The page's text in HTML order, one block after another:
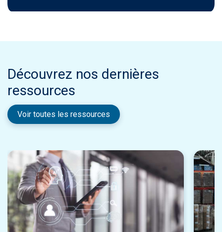
Découvrez nos dernières
ressources
Voir toutes les ressources